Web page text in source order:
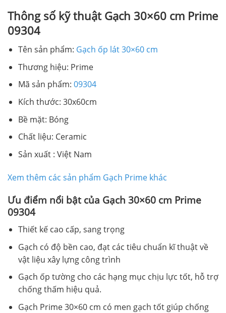
Thông số kỹ thuật Gạch 30×60 cm Prime
09304
Tên sản phẩm: Gạch ốp lát 30×60 cm
Thương hiệu: Prime
Mã sản phẩm: 09304
Kích thước: 30x60cm
Bề mặt: Bóng
Chất liệu: Ceramic
Sản xuất : Việt Nam
Xem thêm các sản phẩm Gạch Prime khác
Ưu điểm nổi bật của Gạch 30×60 cm Prime
09304
Thiết kế cao cấp, sang trọng
Gạch có độ bền cao, đạt các tiêu chuẩn kĩ thuật về
vật liệu xây lựng công trình
Gạch ốp tường cho các hạng mục chịu lực tốt, hỗ trợ
chống thấm hiệu quả.
Gạch Prime 30×60 cm có men gạch tốt giúp chống